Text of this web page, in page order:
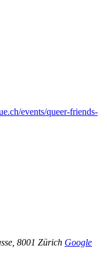
events/queer-friends-
8001 Zürich Google